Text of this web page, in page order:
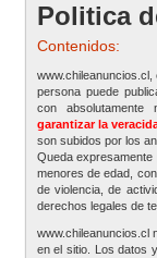
Politica
Contenidos:
persona puede
con absolutamente
garantizar la
son subidos por los
Queda
menores de edad,
de violencia, de
derechos legales de
www.chileanuncios.cl
en el sitio. Los datos